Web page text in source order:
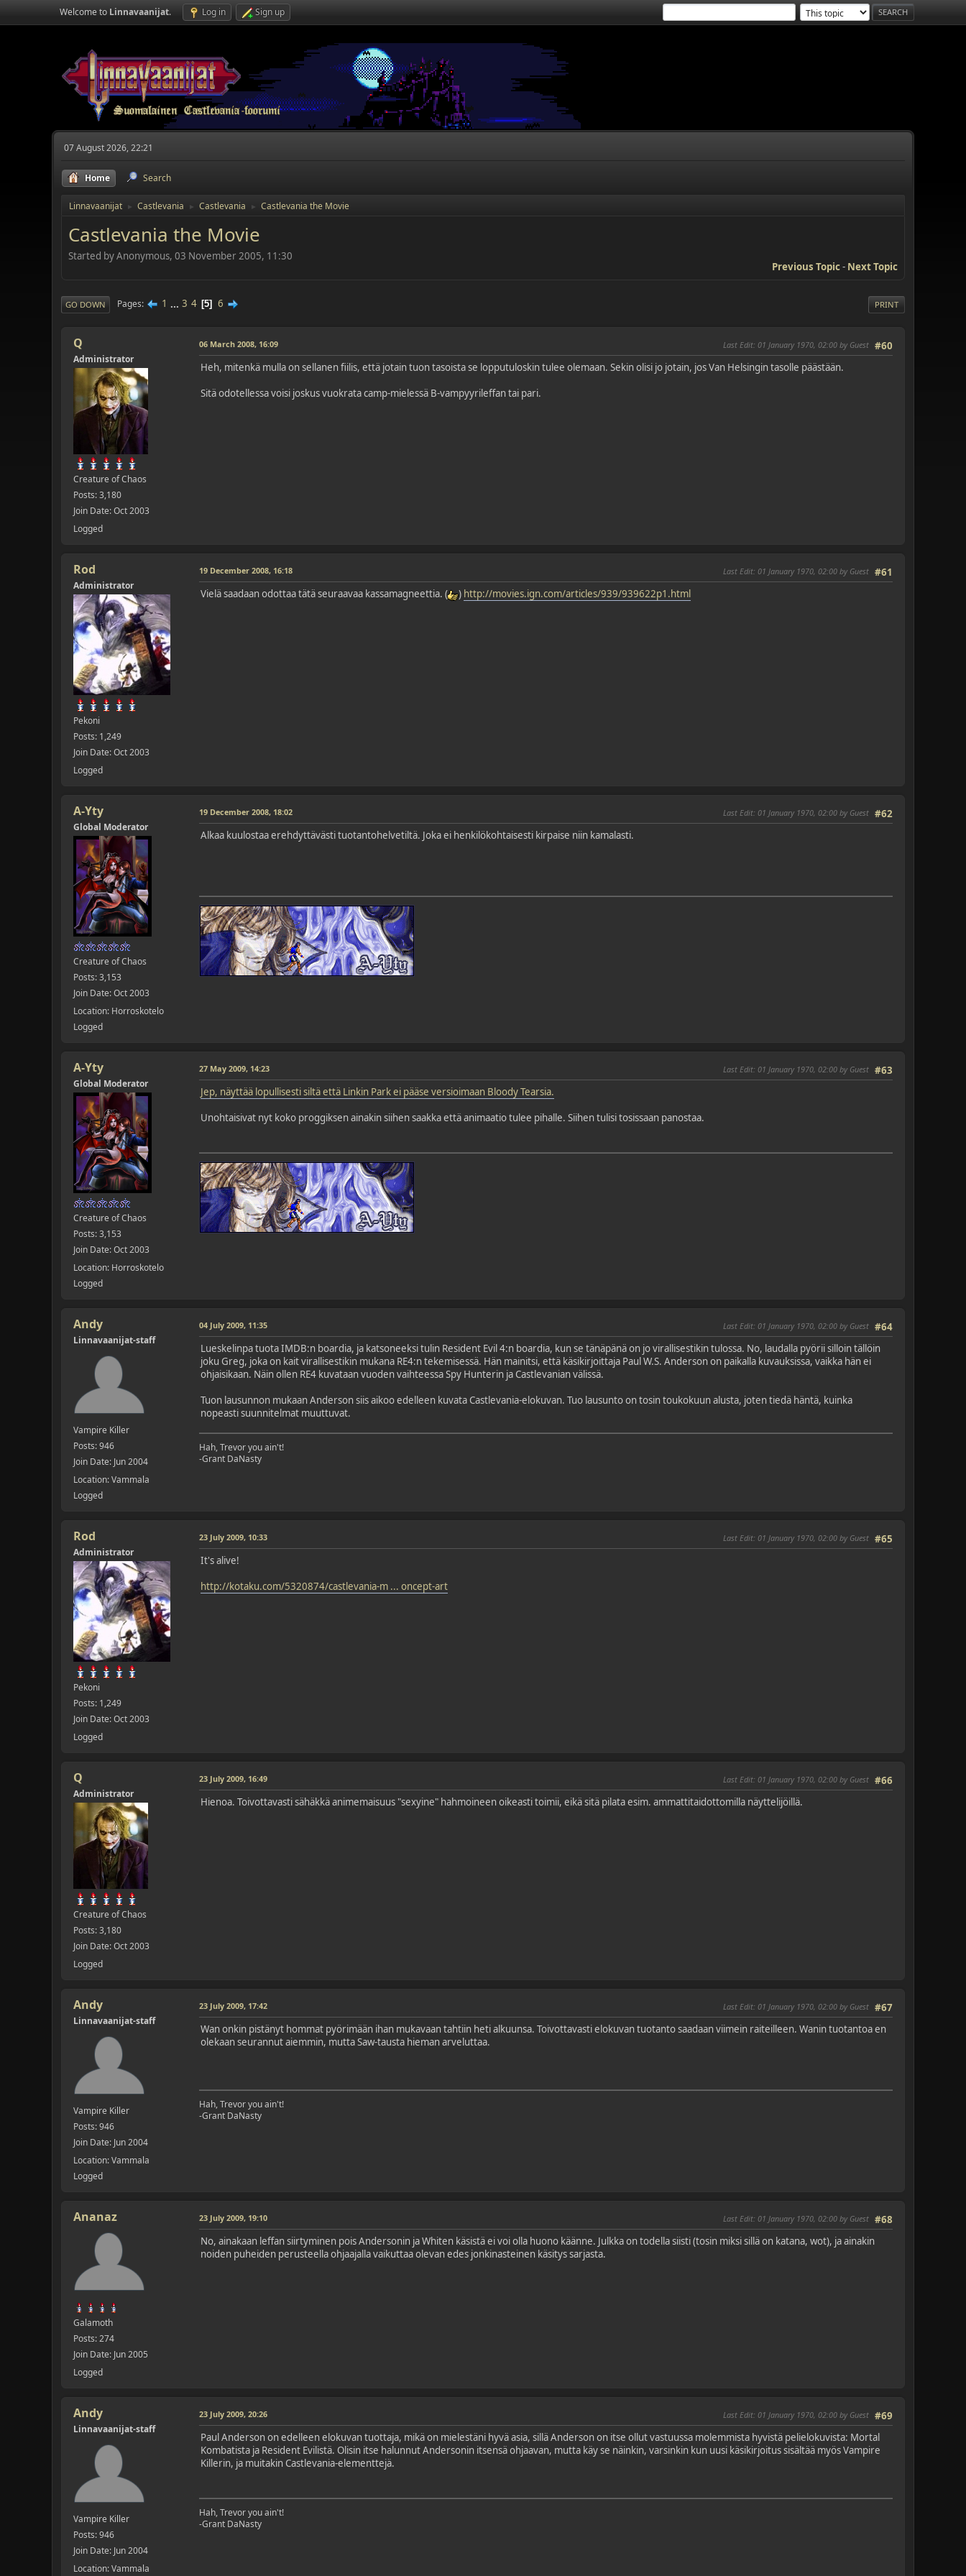
Welcome to Linnavaanijat. Log in Sign up
07 August 2026, 22:21
Home Search
Linnavaanijat ► Castlevania ► Castlevania ► Castlevania the Movie
Castlevania the Movie
Started by Anonymous, 03 November 2005, 11:30
Previous Topic- Next Topic
PRINT
GO DOWN Pages 1 ... 3 4 5 6
Q
Administrator
Creature of Chaos
Posts: 3,180
Join Date: Oct 2003
Logged
#60
06 March 2008, 16:09 Last Edit: 01 January 1970, 02:00 by Guest
Heh, mitenkä mulla on sellanen fiilis, että jotain tuon tasoista se lopputuloskin tulee olemaan. Sekin olisi jo jotain, jos Van Helsingin tasolle päästään.
Sitä odotellessa voisi joskus vuokrata camp-mielessä B-vampyyrileffan tai pari.
Rod
Administrator
Pekoni
Posts: 1,249
Join Date: Oct 2003
Logged
#61
19 December 2008, 16:18 Last Edit: 01 January 1970, 02:00 by Guest
Vielä saadaan odottaa tätä seuraavaa kassamagneettia. ( ) http://movies.ign.com/articles/939/939622p1.html
A-Yty
Global Moderator
Creature of Chaos
Posts: 3,153
Join Date: Oct 2003
Location: Horroskotelo
Logged
#62
19 December 2008, 18:02 Last Edit: 01 January 1970, 02:00 by Guest
Alkaa kuulostaa erehdyttävästi tuotantohelvetiltä. Joka ei henkilökohtaisesti kirpaise niin kamalasti.
A-Yty
Global Moderator
Creature of Chaos
Posts: 3,153
Join Date: Oct 2003
Location: Horroskotelo
Logged
#63
27 May 2009, 14:23 Last Edit: 01 January 1970, 02:00 by Guest
Jep, näyttää lopullisesti siltä että Linkin Park ei pääse versioimaan Bloody Tearsia.
Unohtaisivat nyt koko proggiksen ainakin siihen saakka että animaatio tulee pihalle. Siihen tulisi tosissaan panostaa.
Andy
Linnavaanijat-staff
Vampire Killer
Posts: 946
Join Date: Jun 2004
Location: Vammala
Logged
#64
04 July 2009, 11:35 Last Edit: 01 January 1970, 02:00 by Guest
Lueskelinpa tuota IMDB:n boardia, ja katsoneeksi tulin Resident Evil 4:n boardia, kun se tänäpänä on jo virallisestikin tulossa. No, laudalla pyörii silloin tällöin
joku Greg, joka on kait virallisestikin mukana RE4:n tekemisessä. Hän mainitsi, että käsikirjoittaja Paul W.S. Anderson on paikalla kuvauksissa, vaikka hän ei
ohjaisikaan. Näin ollen RE4 kuvataan vuoden vaihteessa Spy Hunterin ja Castlevanian välissä.
Tuon lausunnon mukaan Anderson siis aikoo edelleen kuvata Castlevania-elokuvan. Tuo lausunto on tosin toukokuun alusta, joten tiedä häntä, kuinka
nopeasti suunnitelmat muuttuvat.
Hah, Trevor you ain't!
-Grant DaNasty
Rod
Administrator
Pekoni
Posts: 1,249
Join Date: Oct 2003
Logged
#65
23 July 2009, 10:33 Last Edit: 01 January 1970, 02:00 by Guest
It's alive!
http://kotaku.com/5320874/castlevania-m ... oncept-art
Q
Administrator
Creature of Chaos
Posts: 3,180
Join Date: Oct 2003
Logged
#66
23 July 2009, 16:49 Last Edit: 01 January 1970, 02:00 by Guest
Hienoa. Toivottavasti sähäkkä animemaisuus "sexyine" hahmoineen oikeasti toimii, eikä sitä pilata esim. ammattitaidottomilla näyttelijöillä.
Andy
Linnavaanijat-staff
Vampire Killer
Posts: 946
Join Date: Jun 2004
Location: Vammala
Logged
#67
23 July 2009, 17:42 Last Edit: 01 January 1970, 02:00 by Guest
Wan onkin pistänyt hommat pyörimään ihan mukavaan tahtiin heti alkuunsa. Toivottavasti elokuvan tuotanto saadaan viimein raiteilleen. Wanin tuotantoa en
olekaan seurannut aiemmin, mutta Saw-tausta hieman arveluttaa.
Hah, Trevor you ain't!
-Grant DaNasty
Ananaz
Galamoth
Posts: 274
Join Date: Jun 2005
Logged
#68
23 July 2009, 19:10 Last Edit: 01 January 1970, 02:00 by Guest
No, ainakaan leffan siirtyminen pois Andersonin ja Whiten käsistä ei voi olla huono käänne. Julkka on todella siisti (tosin miksi sillä on katana, wot), ja ainakin
noiden puheiden perusteella ohjaajalla vaikuttaa olevan edes jonkinasteinen käsitys sarjasta.
Andy
Linnavaanijat-staff
Vampire Killer
Posts: 946
Join Date: Jun 2004
Location: Vammala
#69
23 July 2009, 20:26 Last Edit: 01 January 1970, 02:00 by Guest
Paul Anderson on edelleen elokuvan tuottaja, mikä on mielestäni hyvä asia, sillä Anderson on itse ollut vastuussa molemmista hyvistä pelielokuvista: Mortal
Kombatista ja Resident Evilistä. Olisin itse halunnut Andersonin itsensä ohjaavan, mutta käy se näinkin, varsinkin kun uusi käsikirjoitus sisältää myös Vampire
Killerin, ja muitakin Castlevania-elementtejä.
Hah, Trevor you ain't!
-Grant DaNasty